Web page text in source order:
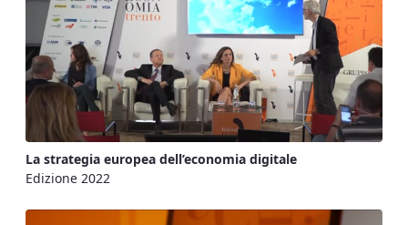
La strategia europea dell’economia digitale
Edizione 2022